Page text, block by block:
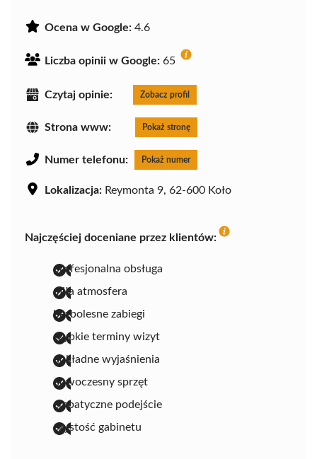
Ocena w Google: 4.6
Liczba opinii w Google: 65
Czytaj opinie: Zobacz profil
Strona www: Pokaż stronę
Numer telefonu: Pokaż numer
Lokalizacja: Reymonta 9, 62-600 Koło
Najczęściej doceniane przez klientów:
profesjonalna obsługa
miła atmosfera
bezbolesne zabiegi
szybkie terminy wizyt
dokładne wyjaśnienia
nowoczesny sprzęt
empatyczne podejście
czystość gabinetu